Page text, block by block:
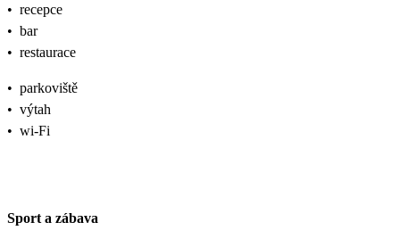
• recepce
• bar
• restaurace
• parkoviště
• výtah
• wi-Fi
Sport a zábava